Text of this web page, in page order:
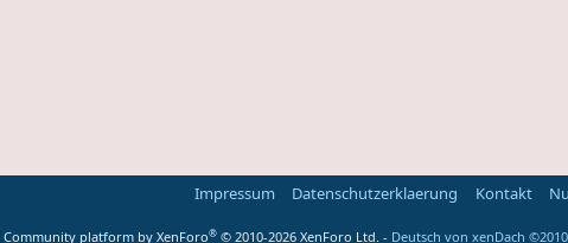
Impressum Datenschutzerklaerung Kontakt
Community platform by XenForo® © 2010-2026 XenForo Ltd. - Deutsch von xenDach